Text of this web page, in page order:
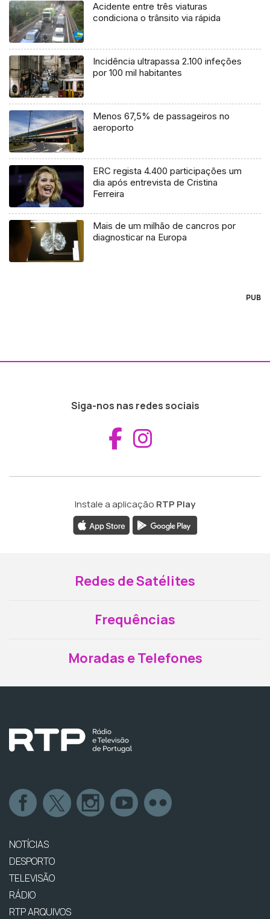
Acidente entre três viaturas
condiciona o trânsito via rápida
Incidência ultrapassa 2.100 infeções
por 100 mil habitantes
Menos 67,5% de passageiros no
aeroporto
ERC regista 4.400 participações um
dia após entrevista de Cristina
Ferreira
Mais de um milhão de cancros por
diagnosticar na Europa
PUB
Siga-nos nas redes sociais
Aceder ao
Instale a aplicação RTP Play
Redes de Satélites
Frequências
Moradas e Telefones
NOTÍCIAS
DESPORTO
TELEVISÃO
RÁDIO
RTP ARQUIVOS